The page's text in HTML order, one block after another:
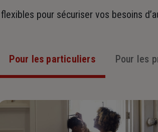
pour sécuriser vos besoins
Pour les particuliers Pour les